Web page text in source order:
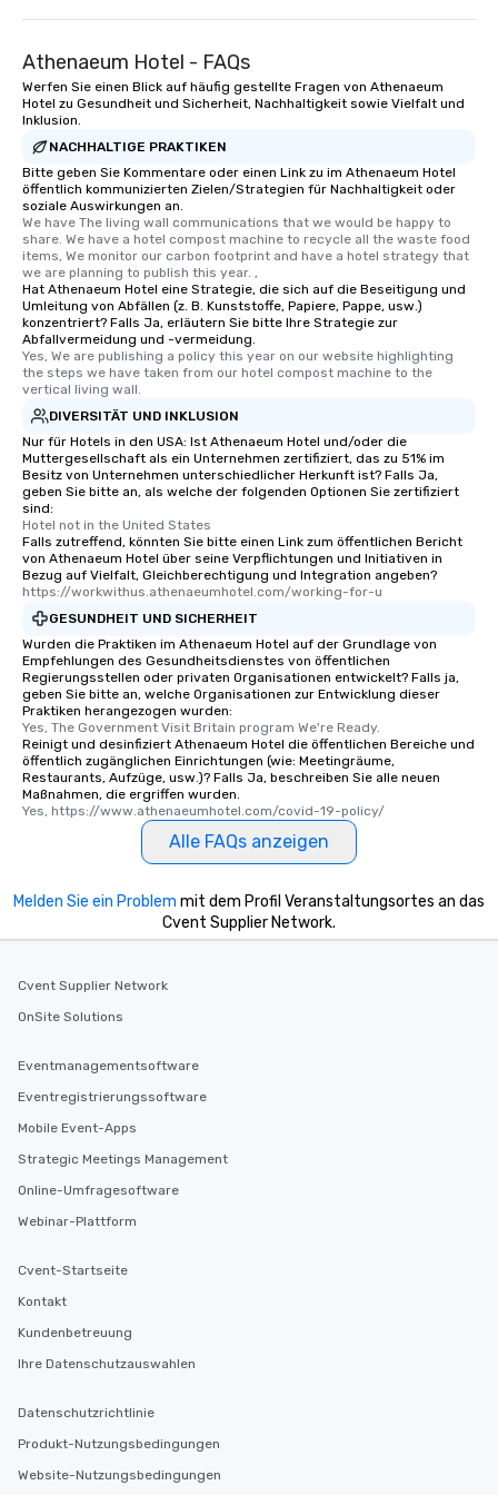
Athenaeum Hotel - FAQs
Werfen Sie einen Blick auf häufig gestellte Fragen von Athenaeum
Hotel zu Gesundheit und Sicherheit, Nachhaltigkeit sowie Vielfalt und
Inklusion.
NACHHALTIGE PRAKTIKEN
Bitte geben Sie Kommentare oder einen Link zu im Athenaeum Hotel
öffentlich kommunizierten Zielen/Strategien für Nachhaltigkeit oder
soziale Auswirkungen an.
We have The living wall communications that we would be happy to
share. We have a hotel compost machine to recycle all the waste food
items, We monitor our carbon footprint and have a hotel strategy that
we are planning to publish this year. ,
Hat Athenaeum Hotel eine Strategie, die sich auf die Beseitigung und
Umleitung von Abfällen (z. B. Kunststoffe, Papiere, Pappe, usw.)
konzentriert? Falls Ja, erläutern Sie bitte Ihre Strategie zur
Abfallvermeidung und -vermeidung.
Yes, We are publishing a policy this year on our website highlighting
the steps we have taken from our hotel compost machine to the
vertical living wall.
DIVERSITÄT UND INKLUSION
Nur für Hotels in den USA: Ist Athenaeum Hotel und/oder die
Muttergesellschaft als ein Unternehmen zertifiziert, das zu 51% im
Besitz von Unternehmen unterschiedlicher Herkunft ist? Falls Ja,
geben Sie bitte an, als welche der folgenden Optionen Sie zertifiziert
sind:
Hotel not in the United States
Falls zutreffend, könnten Sie bitte einen Link zum öffentlichen Bericht
von Athenaeum Hotel über seine Verpflichtungen und Initiativen in
Bezug auf Vielfalt, Gleichberechtigung und Integration angeben?
https://workwithus.athenaeumhotel.com/working-for-u
GESUNDHEIT UND SICHERHEIT
Wurden die Praktiken im Athenaeum Hotel auf der Grundlage von
Empfehlungen des Gesundheitsdienstes von öffentlichen
Regierungsstellen oder privaten Organisationen entwickelt? Falls ja,
geben Sie bitte an, welche Organisationen zur Entwicklung dieser
Praktiken herangezogen wurden:
Yes, The Government Visit Britain program We're Ready.
Reinigt und desinfiziert Athenaeum Hotel die öffentlichen Bereiche und
öffentlich zugänglichen Einrichtungen (wie: Meetingräume,
Restaurants, Aufzüge, usw.)? Falls Ja, beschreiben Sie alle neuen
Maßnahmen, die ergriffen wurden.
Yes, https://www.athenaeumhotel.com/covid-19-policy/
Alle FAQs anzeigen
Melden Sie ein Problem mit dem Profil Veranstaltungsortes an das
Cvent Supplier Network.
Cvent Supplier Network
OnSite Solutions
Eventmanagementsoftware
Eventregistrierungssoftware
Mobile Event-Apps
Strategic Meetings Management
Online-Umfragesoftware
Webinar-Plattform
Cvent-Startseite
Kontakt
Kundenbetreuung
Ihre Datenschutzauswahlen
Datenschutzrichtlinie
Produkt-Nutzungsbedingungen
Website-Nutzungsbedingungen